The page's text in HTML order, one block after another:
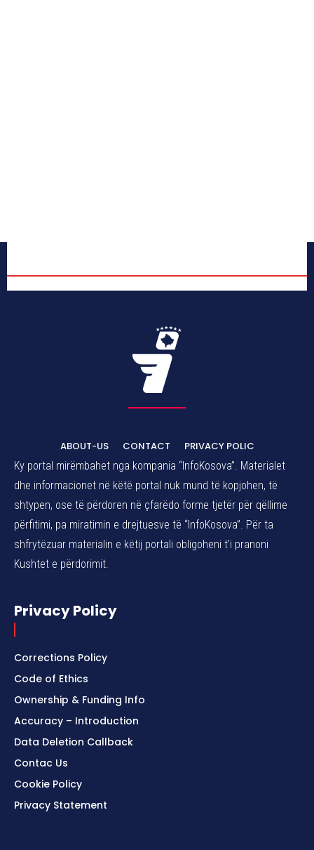
ABOUT-US CONTACT
PRIVACY POLIC
Ky portal mirëmbahet nga kompania “InfoKosova”. Materialet
dhe informacionet në këtë portal nuk mund të kopjohen, të
shtypen, ose të përdoren në çfarëdo forme tjetër për qëllime
përfitimi, pa miratimin e drejtuesve të “InfoKosova”. Për ta
shfrytëzuar materialin e këtij portali obligoheni t’i pranoni
Kushtet e përdorimit.
Privacy Policy
Corrections Policy
Code of Ethics
Ownership & Funding Info
Accuracy – Introduction
Data Deletion Callback
Contac Us
Cookie Policy
Privacy Statement